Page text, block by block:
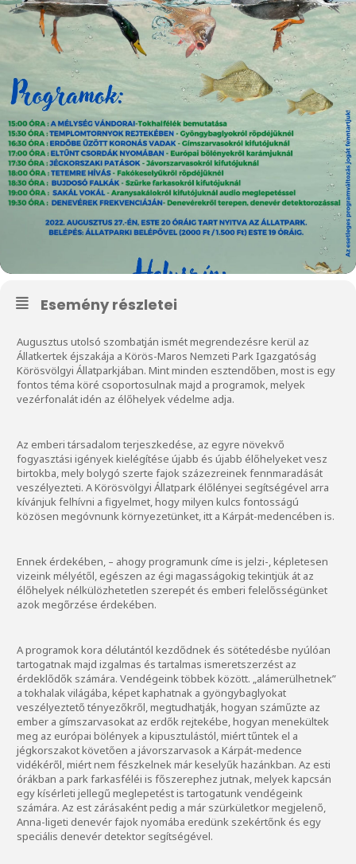
Esemény részletei
Augusztus utolsó szombatján ismét megrendezésre kerül az
Állatkertek éjszakája a Körös-Maros Nemzeti Park Igazgatóság
Körösvölgyi Állatparkjában. Mint minden esztendőben, most is egy
fontos téma köré csoportosulnak majd a programok, melyek
vezérfonalát idén az élőhelyek védelme adja.
Az emberi társadalom terjeszkedése, az egyre növekvő
fogyasztási igények kielégítése újabb és újabb élőhelyeket vesz
birtokba, mely bolygó szerte fajok százezreinek fennmaradását
veszélyezteti. A Körösvölgyi Állatpark élőlényei segítségével arra
kívánjuk felhívni a figyelmet, hogy milyen kulcs fontosságú
közösen megóvnunk környezetünket, itt a Kárpát-medencében is.
Ennek érdekében, – ahogy programunk címe is jelzi-, képletesen
vizeink mélyétől, egészen az égi magasságokig tekintjük át az
élőhelyek nélkülözhetetlen szerepét és emberi felelősségünket
azok megőrzése érdekében.
A programok kora délutántól kezdődnek és sötétedésbe nyúlóan
tartogatnak majd izgalmas és tartalmas ismeretszerzést az
érdeklődők számára. Vendégeink többek között. „alámerülhetnek”
a tokhalak világába, képet kaphatnak a gyöngybaglyokat
veszélyeztető tényezőkről, megtudhatják, hogyan száműzte az
ember a gímszarvasokat az erdők rejtekébe, hogyan menekültek
meg az európai bölények a kipusztulástól, miért tűntek el a
jégkorszakot követően a jávorszarvasok a Kárpát-medence
vidékéről, miért nem fészkelnek már keselyűk hazánkban. Az esti
órákban a park farkasféléi is főszerephez jutnak, melyek kapcsán
egy kísérleti jellegű meglepetést is tartogatunk vendégeink
számára. Az est zárásaként pedig a már szürkületkor megjelenő,
Anna-ligeti denevér fajok nyomába eredünk szekértőnk és egy
speciális denevér detektor segítségével.